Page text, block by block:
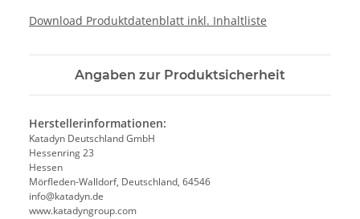
Download Produktdatenblatt inkl. Inhaltliste
Angaben zur Produktsicherheit
Herstellerinformationen:
Katadyn Deutschland GmbH
Hessenring 23
Hessen
Mörfleden-Walldorf, Deutschland, 64546
info@katadyn.de
www.katadyngroup.com